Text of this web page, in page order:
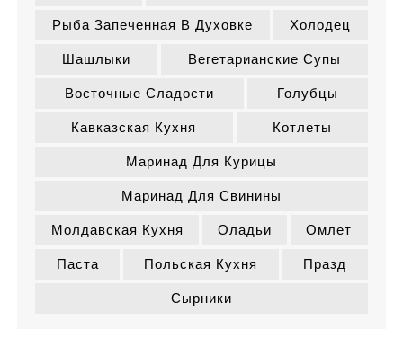
Рыба Запеченная В Духовке Холодец
Шашлыки Вегетарианские Супы
Восточные Сладости Голубцы
Кавказская Кухня Котлеты
Маринад Для Курицы
Маринад Для Свинины
Молдавская Кухня Оладьи Омлет
Паста Польская Кухня Празд
Сырники